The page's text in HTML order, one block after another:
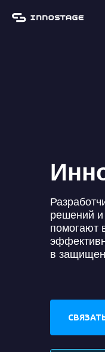
решений и
помогают
в